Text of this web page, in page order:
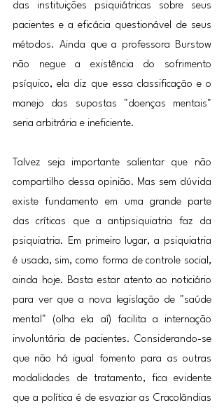
das instituições psiquiátricas sobre seus
pacientes e a eficácia questionável de seus
métodos. Ainda que a professora Burstow
não negue a existência do sofrimento
psíquico, ela diz que essa classificação e o
manejo das supostas "doenças mentais"
seria arbitrária e ineficiente.
Talvez seja importante salientar que não
compartilho dessa opinião. Mas sem dúvida
existe fundamento em uma grande parte
das críticas que a antipsiquiatria faz da
psiquiatria. Em primeiro lugar, a psiquiatria
é usada, sim, como forma de controle social,
ainda hoje. Basta estar atento ao noticiário
para ver que a nova legislação de "saúde
mental" (olha ela aí) facilita a internação
involuntária de pacientes. Considerando-se
que não há igual fomento para as outras
modalidades de tratamento, fica evidente
que a política é de esvaziar as Cracolândias